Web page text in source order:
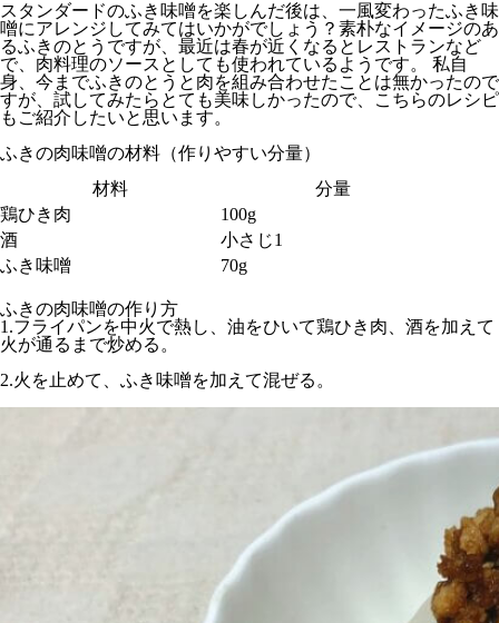
スタンダードのふき味噌を楽しんだ後は、一風変わったふき味
噌にアレンジしてみてはいかがでしょう？素朴なイメージのあ
るふきのとうですが、最近は春が近くなるとレストランなど
で、肉料理のソースとしても使われているようです。 私自
身、今までふきのとうと肉を組み合わせたことは無かったので
すが、試してみたらとても美味しかったので、こちらのレシピ
もご紹介したいと思います。
ふきの肉味噌の材料（作りやすい分量）
材料
分量
鶏ひき肉
100g
酒
小さじ1
ふき味噌
70g
ふきの肉味噌の作り方
1.フライパンを中火で熱し、油をひいて鶏ひき肉、酒を加えて
火が通るまで炒める。
2.火を止めて、ふき味噌を加えて混ぜる。